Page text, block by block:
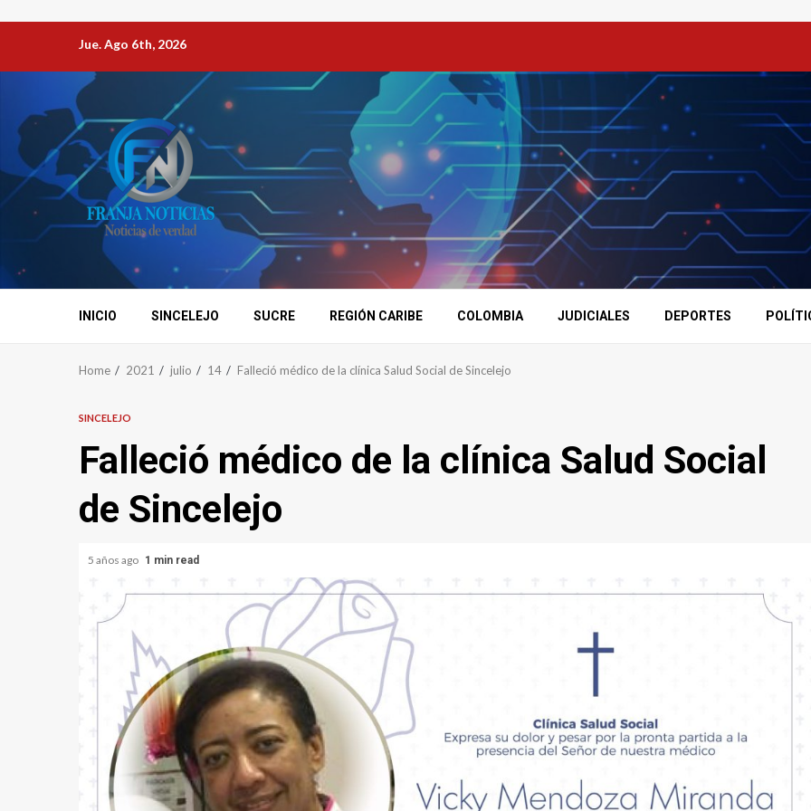
Jue. Ago 6th, 2026
INICIO SINCELEJO SUCRE REGIÓN CARIBE COLOMBIA JUDICIALES DEPORTES
Home 2021 julio 14 Falleció médico de la clínica Salud Social de Sincelejo
SINCELEJO
Falleció médico de la clínica Salud Social
de Sincelejo
5 años ago 1 min read